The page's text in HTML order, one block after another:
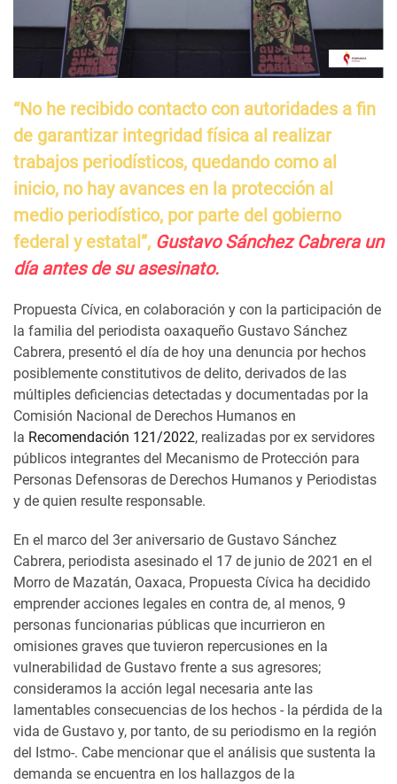
“No he recibido contacto con autoridades a fin
de garantizar integridad física al realizar
trabajos periodísticos, quedando como al
inicio, no hay avances en la protección al
medio periodístico, por parte del gobierno
federal y estatal”, Gustavo Sánchez Cabrera un
día antes de su asesinato.
Propuesta Cívica, en colaboración y con la participación de
la familia del periodista oaxaqueño Gustavo Sánchez
Cabrera, presentó el día de hoy una denuncia por hechos
posiblemente constitutivos de delito, derivados de las
múltiples deficiencias detectadas y documentadas por la
Comisión Nacional de Derechos Humanos en
la Recomendación 121/2022, realizadas por ex servidores
públicos integrantes del Mecanismo de Protección para
Personas Defensoras de Derechos Humanos y Periodistas
y de quien resulte responsable.
En el marco del 3er aniversario de Gustavo Sánchez
Cabrera, periodista asesinado el 17 de junio de 2021 en el
Morro de Mazatán, Oaxaca, Propuesta Cívica ha decidido
emprender acciones legales en contra de, al menos, 9
personas funcionarias públicas que incurrieron en
omisiones graves que tuvieron repercusiones en la
vulnerabilidad de Gustavo frente a sus agresores;
consideramos la acción legal necesaria ante las
lamentables consecuencias de los hechos - la pérdida de la
vida de Gustavo y, por tanto, de su periodismo en la región
del Istmo-. Cabe mencionar que el análisis que sustenta la
demanda se encuentra en los hallazgos de la